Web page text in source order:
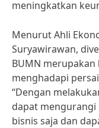
meningkatkan
Menurut Ahli
Suryawirawan,
BUMN
menghadapi
“Dengan
dapat
bisnis saja dan